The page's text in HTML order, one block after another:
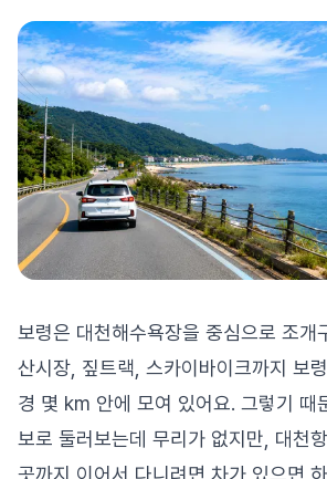
보령은 대천해수욕장을 중심으로 조개
산시장, 짚트랙, 스카이바이크까지 보
경 몇 km 안에 모여 있어요. 그렇기 때
보로 둘러보는데 무리가 없지만, 대천
곳까지 이어서 다니려면 차가 있으면